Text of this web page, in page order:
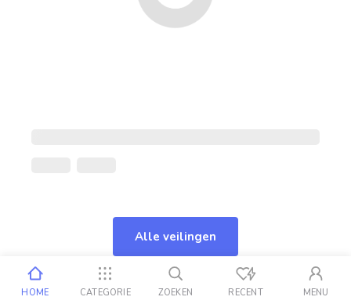
Alle veilingen
HOME CATEGORIE ZOEKEN RECENT MENU